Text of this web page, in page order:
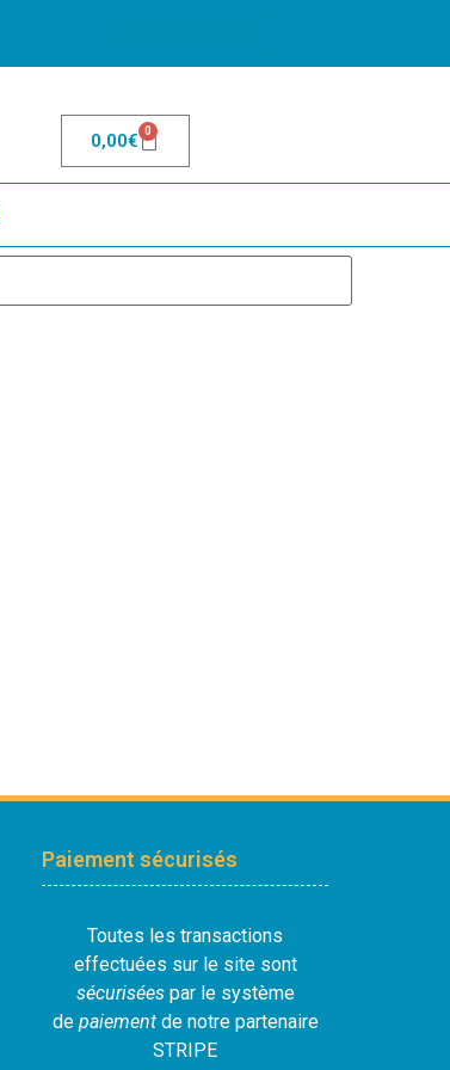
0,00€ 0
Paiement sécurisés
Toutes les transactions
effectuées sur le site sont
sécuriséespar le système
de paiementde notre partenaire
STRIPE